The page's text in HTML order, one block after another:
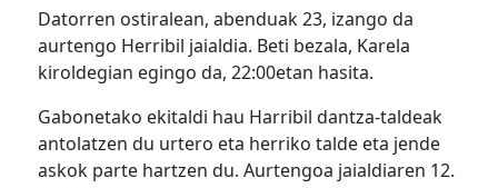
Datorren ostiralean, abenduak 23, izango da
aurtengo Herribil jaialdia. Beti bezala, Karela
kiroldegian egingo da, 22:00etan hasita.
Gabonetako ekitaldi hau Harribil dantza-taldeak
antolatzen du urtero eta herriko talde eta jende
askok parte hartzen du. Aurtengoa jaialdiaren 12.